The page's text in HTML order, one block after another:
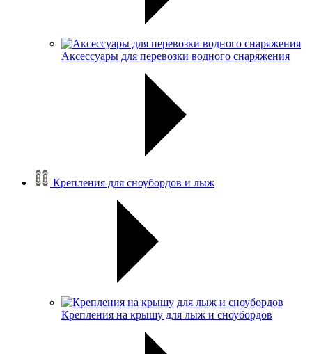
Аксессуары для перевозки водного снаряжения
Крепления для сноубордов и лыж
Крепления на крышу для лыж и сноубордов